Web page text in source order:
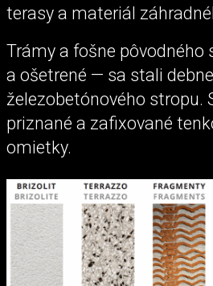
terasy a materiál
Trámy a fošne
a ošetrené — sa stali
železobetónového stropu.
priznané a zafixované
omietky.